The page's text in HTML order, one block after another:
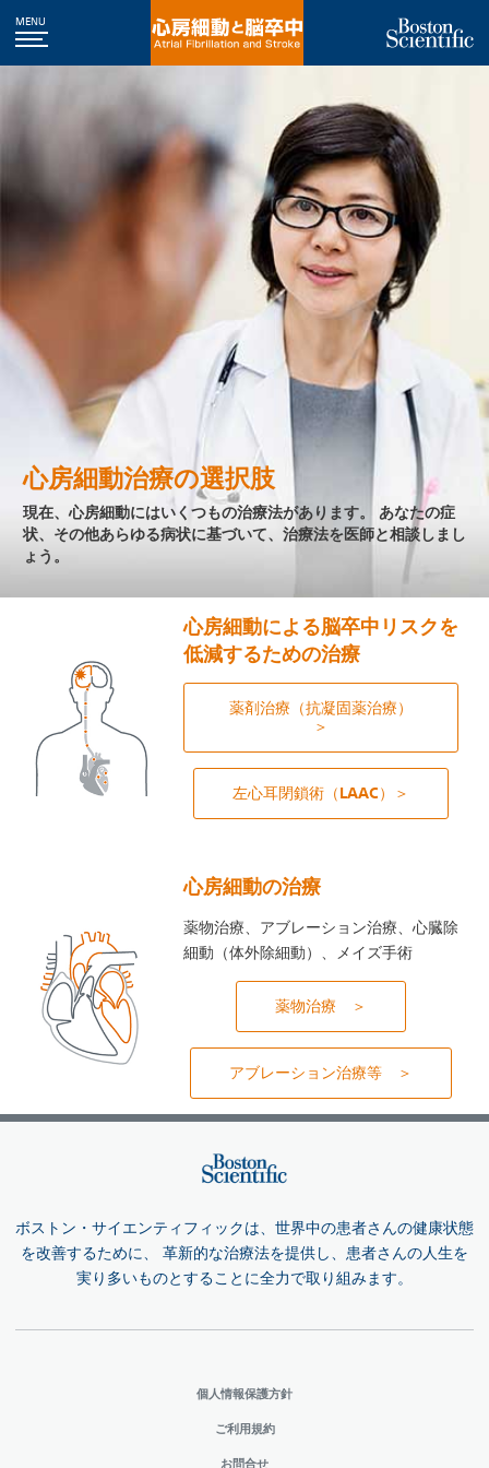
MENU
心房細動治療の選択肢
現在、心房細動にはいくつもの治療法があります。 あなたの症
状、その他あらゆる病状に基づいて、治療法を医師と相談しまし
ょう。
心房細動による脳卒中リスクを
低減するための治療
薬剤治療（抗凝固薬治療）
＞
左心耳閉鎖術（LAAC）＞
心房細動の治療
薬物治療、アブレーション治療、心臓除
細動（体外除細動）、メイズ手術
薬物治療 ＞
アブレーション治療等 ＞
ボストン・サイエンティフィックは、世界中の患者さんの健康状態
を改善するために、 革新的な治療法を提供し、患者さんの人生を
実り多いものとすることに全力で取り組みます。
個人情報保護方針
ご利用規約
お問合せ